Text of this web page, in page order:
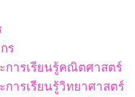
ร
การเรียนรู้คณิตศาสตร์
การเรียนรู้วิทยาศาสตร์